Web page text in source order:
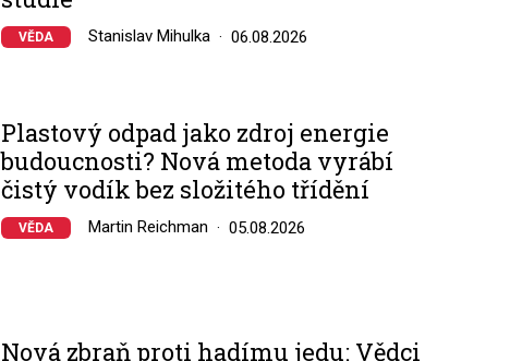
VĚDA Stanislav Mihulka 06.08.2026
Plastový odpad jako zdroj energie
budoucnosti? Nová metoda vyrábí
čistý vodík bez složitého třídění
VĚDA Martin Reichman 05.08.2026
Nová zbraň proti hadímu jedu: Vědci